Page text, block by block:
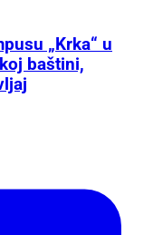
„Krka“ u
baštini,